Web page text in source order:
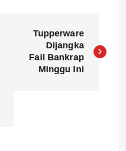
Tupperware
Dijangka
Fail Bankrap
Minggu Ini